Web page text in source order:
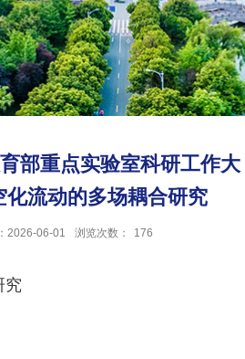
部重点实验室科研工作大
流动的多场耦合研究
2026-06-01 浏览次数： 176
究